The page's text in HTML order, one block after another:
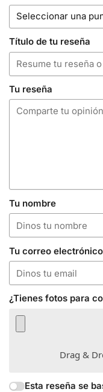
Título de tu reseña
Tu reseña
Tu nombre
Tu correo electrónico
¿Tienes fotos para
Drag &
Esta reseña se